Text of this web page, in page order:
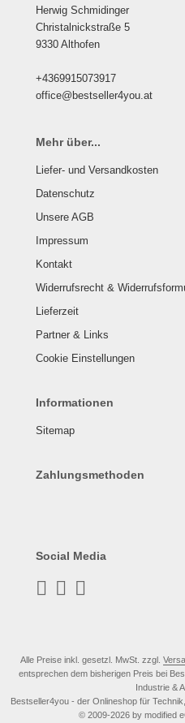
Herwig Schmidinger
Christalnickstraße 5
9330 Althofen
+4369915073917
office@bestseller4you.at
Mehr über...
Liefer- und Versandkosten
Datenschutz
Unsere AGB
Impressum
Kontakt
Widerrufsrecht &
Lieferzeit
Partner & Links
Cookie Einstellungen
Informationen
Sitemap
Zahlungsmethoden
Social Media
Alle Preise inkl. gesetzl. MwSt. zzgl.
entsprechen dem bisherigen Preis bei
Industrie &
Bestseller4you - der Onlineshop für
© 2009-2026 by modified